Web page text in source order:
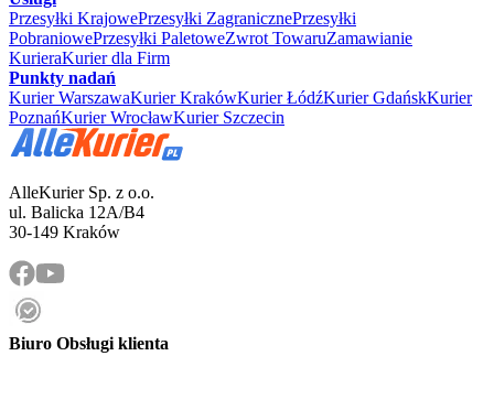
Przesyłki KrajowePrzesyłki ZagranicznePrzesyłki
PobraniowePrzesyłki PaletoweZwrot TowaruZamawianie
KurieraKurier dla Firm
Punkty nadań
Kurier WarszawaKurier KrakówKurier ŁódźKurier GdańskKurier
PoznańKurier WrocławKurier Szczecin
AlleKurier Sp. z o.o.
ul. Balicka 12A/B4
30-149 Kraków
Biuro Obsługi klienta